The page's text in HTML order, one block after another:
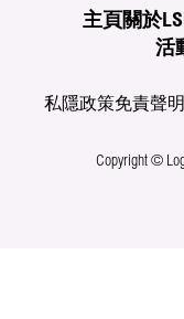
主頁 關於
活
私隱政策免責聲明
Copyright ©